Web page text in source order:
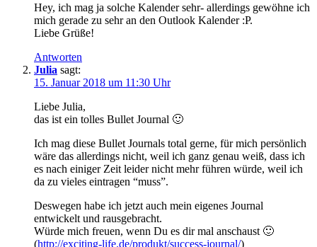
Hey, ich mag ja solche Kalender sehr- allerdings gewöhne ich
mich gerade zu sehr an den Outlook Kalender :P.
Liebe Grüße!
Antworten
Julia sagt:
15. Januar 2018 um 11:30 Uhr
Liebe Julia,
das ist ein tolles Bullet Journal 🙂
Ich mag diese Bullet Journals total gerne, für mich persönlich
wäre das allerdings nicht, weil ich ganz genau weiß, dass ich
es nach einiger Zeit leider nicht mehr führen würde, weil ich
da zu vieles eintragen “muss”.
Deswegen habe ich jetzt auch mein eigenes Journal
entwickelt und rausgebracht.
Würde mich freuen, wenn Du es dir mal anschaust 🙂
(http://exciting-life.de/produkt/success-journal/)